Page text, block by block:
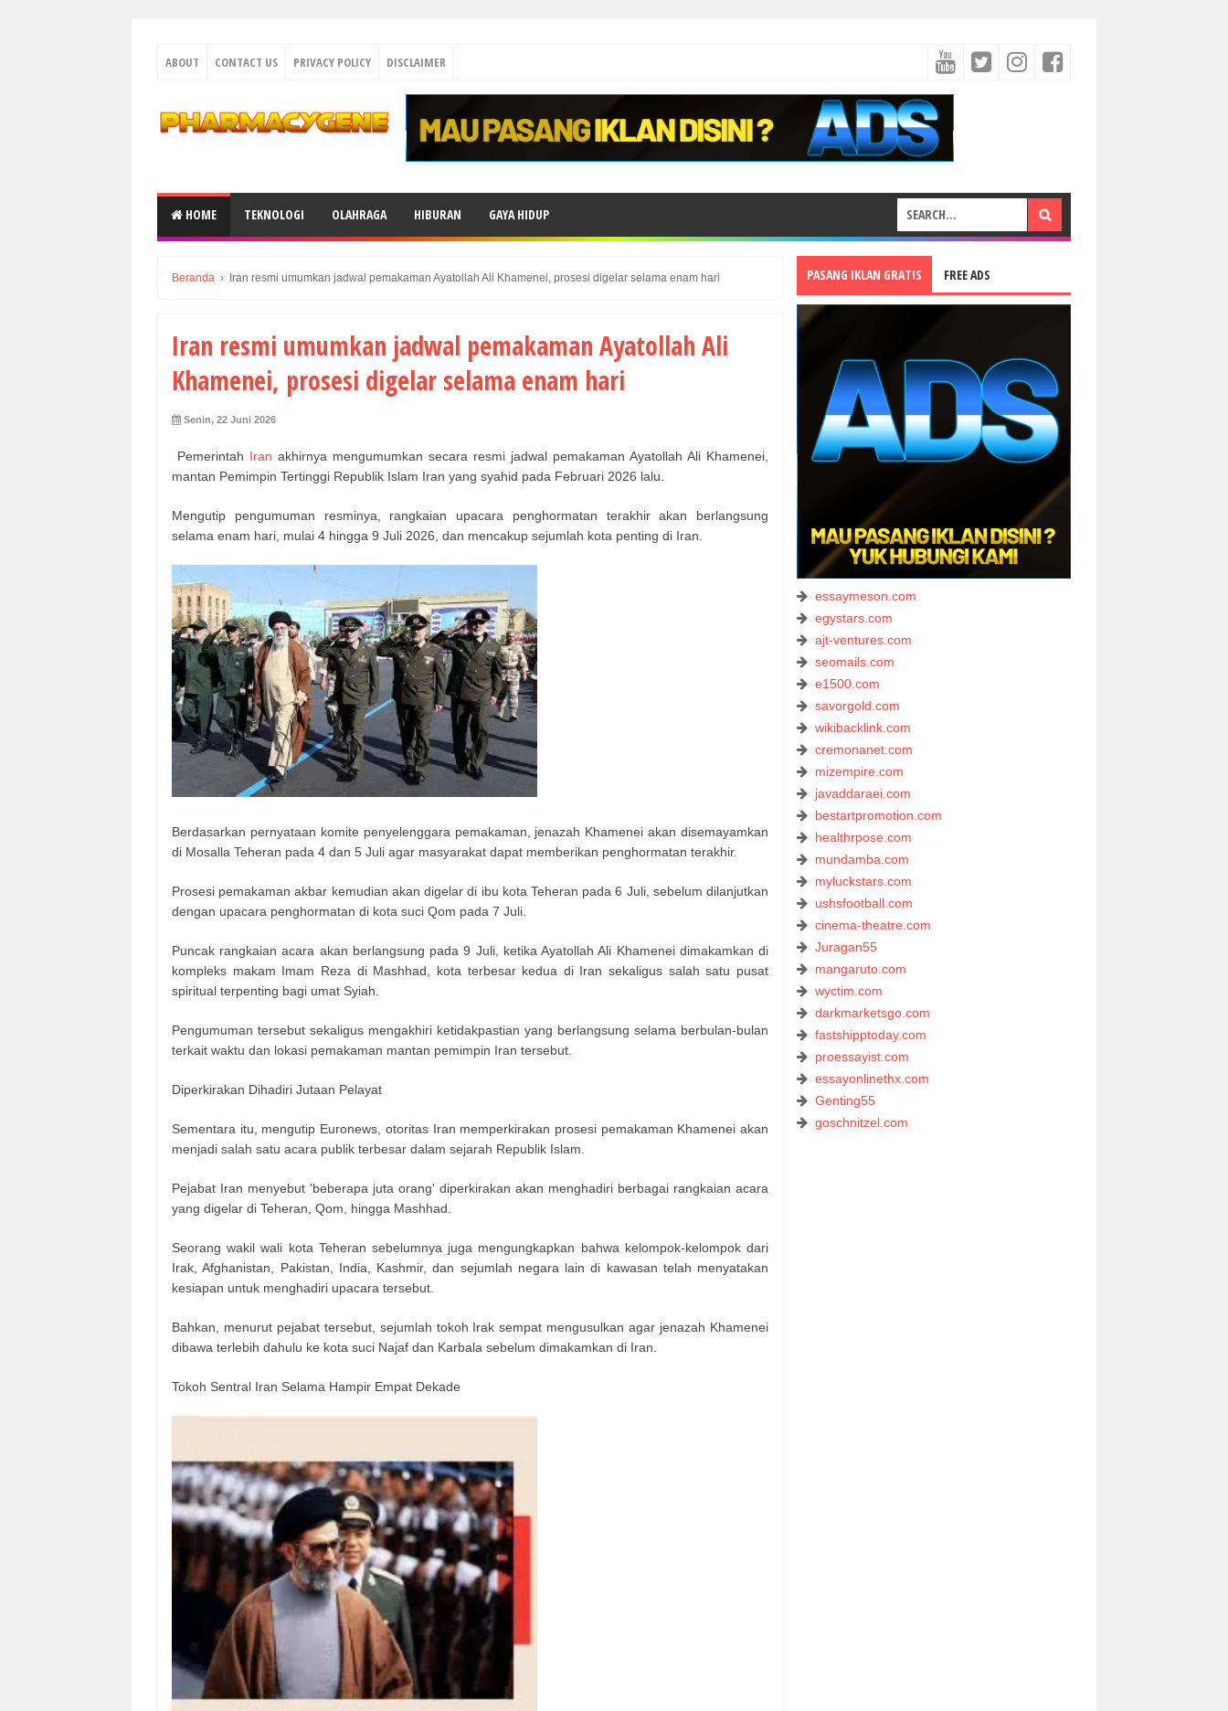
ABOUT CONTACT US PRIVACY POLICY DISCLAIMER
HOME TEKNOLOGI OLAHRAGA HIBURAN GAYA HIDUP
Beranda › Iran resmi umumkan jadwal pemakaman Ayatollah Ali Khamenei, prosesi digelar selama enam hari
Iran resmi umumkan jadwal pemakaman Ayatollah Ali
Khamenei, prosesi digelar selama enam hari
Senin, 22 Juni 2026
Pemerintah Iran akhirnya mengumumkan secara resmi jadwal pemakaman Ayatollah Ali Khamenei,
mantan Pemimpin Tertinggi Republik Islam Iran yang syahid pada Februari 2026 lalu.
Mengutip pengumuman resminya, rangkaian upacara penghormatan terakhir akan berlangsung
selama enam hari, mulai 4 hingga 9 Juli 2026, dan mencakup sejumlah kota penting di Iran.
Berdasarkan pernyataan komite penyelenggara pemakaman, jenazah Khamenei akan disemayamkan
di Mosalla Teheran pada 4 dan 5 Juli agar masyarakat dapat memberikan penghormatan terakhir.
Prosesi pemakaman akbar kemudian akan digelar di ibu kota Teheran pada 6 Juli, sebelum dilanjutkan
dengan upacara penghormatan di kota suci Qom pada 7 Juli.
Puncak rangkaian acara akan berlangsung pada 9 Juli, ketika Ayatollah Ali Khamenei dimakamkan di
kompleks makam Imam Reza di Mashhad, kota terbesar kedua di Iran sekaligus salah satu pusat
spiritual terpenting bagi umat Syiah.
Pengumuman tersebut sekaligus mengakhiri ketidakpastian yang berlangsung selama berbulan-bulan
terkait waktu dan lokasi pemakaman mantan pemimpin Iran tersebut.
Diperkirakan Dihadiri Jutaan Pelayat
Sementara itu, mengutip Euronews, otoritas Iran memperkirakan prosesi pemakaman Khamenei akan
menjadi salah satu acara publik terbesar dalam sejarah Republik Islam.
Pejabat Iran menyebut 'beberapa juta orang' diperkirakan akan menghadiri berbagai rangkaian acara
yang digelar di Teheran, Qom, hingga Mashhad.
Seorang wakil wali kota Teheran sebelumnya juga mengungkapkan bahwa kelompok-kelompok dari
Irak, Afghanistan, Pakistan, India, Kashmir, dan sejumlah negara lain di kawasan telah menyatakan
kesiapan untuk menghadiri upacara tersebut.
Bahkan, menurut pejabat tersebut, sejumlah tokoh Irak sempat mengusulkan agar jenazah Khamenei
dibawa terlebih dahulu ke kota suci Najaf dan Karbala sebelum dimakamkan di Iran.
Tokoh Sentral Iran Selama Hampir Empat Dekade
PASANG IKLAN GRATIS FREE ADS
essaymeson.com
egystars.com
ajt-ventures.com
seomails.com
e1500.com
savorgold.com
wikibacklink.com
cremonanet.com
mizempire.com
javaddaraei.com
bestartpromotion.com
healthrpose.com
mundamba.com
myluckstars.com
ushsfootball.com
cinema-theatre.com
Juragan55
mangaruto.com
wyctim.com
darkmarketsgo.com
fastshipptoday.com
proessayist.com
essayonlinethx.com
Genting55
goschnitzel.com